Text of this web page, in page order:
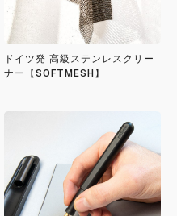
ドイツ発 高級ステンレスクリー
ナー【SOFTMESH】